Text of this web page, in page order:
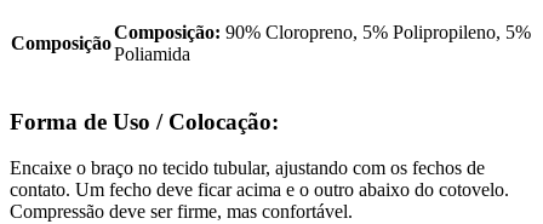
Composição
Composição: 90% Cloropreno, 5% Polipropileno, 5%
Poliamida
Forma de Uso / Colocação:
Encaixe o braço no tecido tubular, ajustando com os fechos de
contato. Um fecho deve ficar acima e o outro abaixo do cotovelo.
Compressão deve ser firme, mas confortável.